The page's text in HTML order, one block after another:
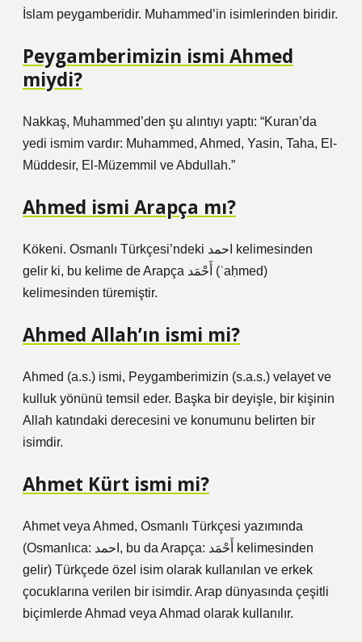
İslam peygamberidir. Muhammed’in isimlerinden biridir.
Peygamberimizin ismi Ahmed
miydi?
Nakkaş, Muhammed’den şu alıntıyı yaptı: “Kuran’da
yedi ismim vardır: Muhammed, Ahmed, Yasin, Taha, El-
Müddesir, El-Müzemmil ve Abdullah.”
Ahmed ismi Arapça mı?
Kökeni. Osmanlı Türkçesi’ndeki احمد kelimesinden
gelir ki, bu kelime de Arapça أَحْمَد (ʾaḥmed)
kelimesinden türemiştir.
Ahmed Allah’ın ismi mi?
Ahmed (a.s.) ismi, Peygamberimizin (s.a.s.) velayet ve
kulluk yönünü temsil eder. Başka bir deyişle, bir kişinin
Allah katındaki derecesini ve konumunu belirten bir
isimdir.
Ahmet Kürt ismi mi?
Ahmet veya Ahmed, Osmanlı Türkçesi yazımında
(Osmanlıca: احمد, bu da Arapça: أَحْمَد kelimesinden
gelir) Türkçede özel isim olarak kullanılan ve erkek
çocuklarına verilen bir isimdir. Arap dünyasında çeşitli
biçimlerde Ahmad veya Ahmad olarak kullanılır.